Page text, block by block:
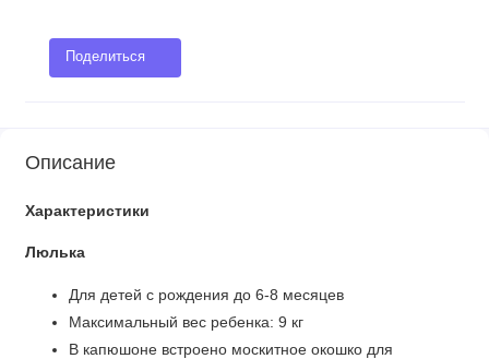
Поделиться
Описание
Характеристики
Люлька
Для детей с рождения до 6-8 месяцев
Максимальный вес ребенка: 9 кг
В капюшоне встроено москитное окошко для